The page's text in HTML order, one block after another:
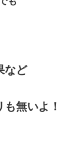
など
無いよ！